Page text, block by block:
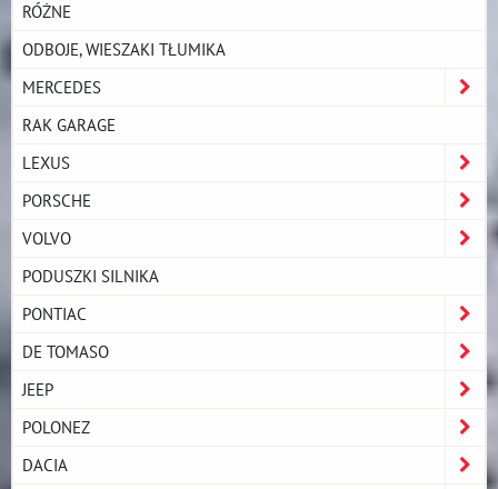
RÓŻNE
ODBOJE, WIESZAKI TŁUMIKA
MERCEDES
RAK GARAGE
LEXUS
PORSCHE
VOLVO
PODUSZKI SILNIKA
PONTIAC
DE TOMASO
JEEP
POLONEZ
DACIA